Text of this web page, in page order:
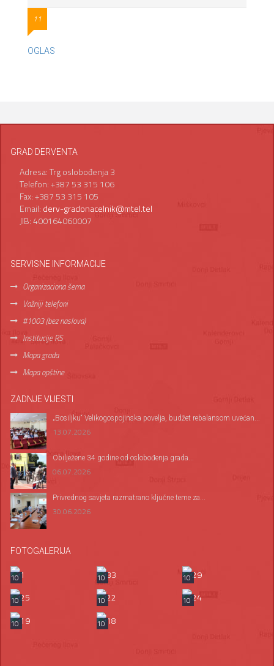
11
OGLAS
GRAD DERVENTA
Adresa: Trg oslobođenja 3
Telefon: +387 53 315 106
Fax: +387 53 315 105
Email: derv-gradonacelnik@mtel.tel
JIB: 400164060007
SERVISNE INFORMACIJE
Organizaciona šema
Važniji telefoni
#1003 (bez naslova)
Institucije RS
Mapa grada
Mapa opštine
ZADNJE VIJESTI
„Bosiljku“ Velikogospojinska povelja, budžet rebalansom uvećan...
13.07.2026
Оbilježene 34 godine od oslobođenja grada...
06.07.2026
Privrednog savjeta razmatrano ključne teme za...
30.06.2026
FOTOGALERIJA
10 10
10
10
10
10
10
10